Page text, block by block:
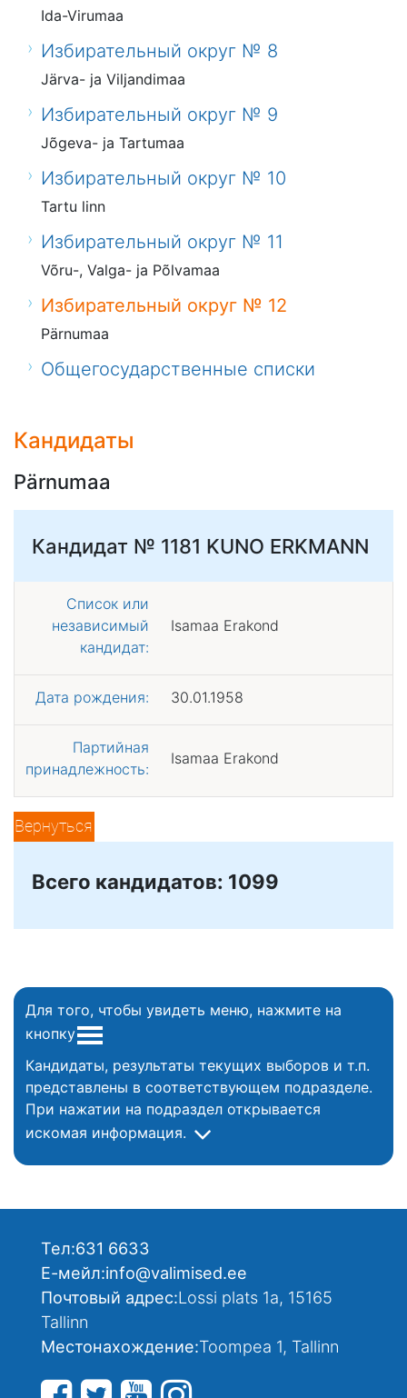
Ida-Virumaa
Избирательный округ № 8
Järva- ja Viljandimaa
Избирательный округ № 9
Jõgeva- ja Tartumaa
Избирательный округ № 10
Tartu linn
Избирательный округ № 11
Võru-, Valga- ja Põlvamaa
Избирательный округ № 12
Pärnumaa
Общегосударственные списки
Кандидаты
Pärnumaa
Кандидат № 1181 KUNO ERKMANN
Список или
независимый
кандидат:
Isamaa Erakond
Дата рождения: 30.01.1958
Партийная
принадлежность:
Isamaa Erakond
Вернуться
Всего кандидатов: 1099
Для того, чтобы увидеть меню, нажмите на
кнопку
Кандидаты, результаты текущих выборов и т.п.
представлены в соответствующем подразделе.
При нажатии на подраздел открывается
искомая информация.
Тел:631 6633
Е-мейл:info@valimised.ee
Почтовый адрес:Lossi plats 1a, 15165
Tallinn
Местонахождение:Toompea 1, Tallinn